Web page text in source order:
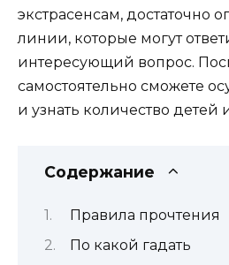
экстрасенсам, достаточно
линии, которые могут
интересующий вопрос.
самостоятельно сможете
и узнать количество детей
Содержание
Правила прочтения
По какой гадать